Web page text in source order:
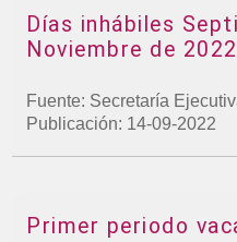
Días inhábiles
Noviembre de 2022
Fuente: Secretaría
Publicación: 14-09-2022
Primer periodo